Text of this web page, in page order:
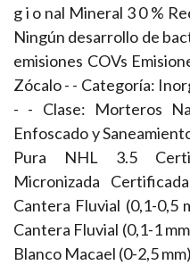
g i o nal Mineral 3 0 %
Ningún desarrollo de
emisiones COVs
Zócalo - - Categoría:
- - Clase: Morteros
Enfoscado y
Pura NHL 3.5
Micronizada
Cantera Fluvial (0,1-0,5
Cantera Fluvial (0,1-1
Blanco Macael (0-2,5